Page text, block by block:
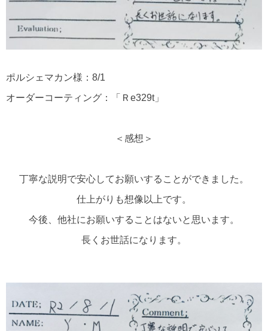
ポルシェマカン様：8/1
オーダーコーティング：「Ｒe329t」
＜感想＞
丁寧な説明で安心してお願いすることができました。
仕上がりも想像以上です。
今後、他社にお願いすることはないと思います。
長くお世話になります。